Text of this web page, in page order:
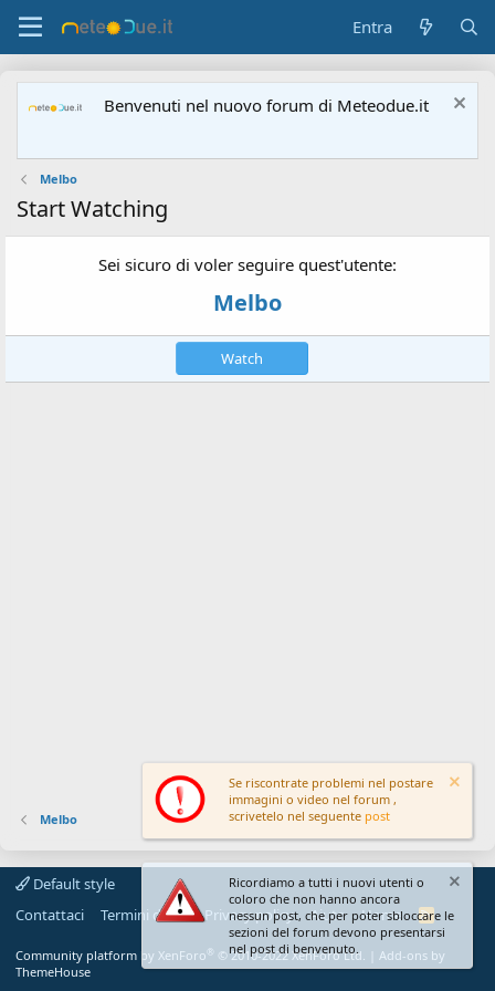
Entra
Benvenuti nel nuovo forum di Meteodue.it
Melbo
Start Watching
Sei sicuro di voler seguire quest'utente:
Melbo
Watch
Melbo
Default style
Contattaci
Termini d'uso Privacy policy Aiuto Home
R
S
Community platform by XenForo® © 2010-2022 XenForo Ltd.
Add-ons by
ThemeHouse
Se riscontrate problemi nel postare
immagini o video nel forum ,
scrivetelo nel seguente post
Ricordiamo a tutti i nuovi utenti o
coloro che non hanno ancora
nessun post, che per poter sbloccare le
sezioni del forum devono presentarsi
nel post di benvenuto.